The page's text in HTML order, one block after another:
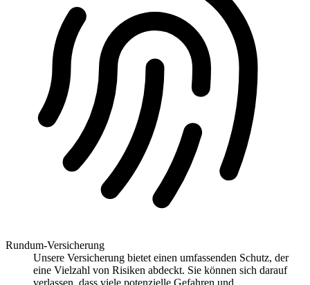
Rundum-Versicherung
Unsere Versicherung bietet einen umfassenden Schutz, der
eine Vielzahl von Risiken abdeckt. Sie können sich darauf